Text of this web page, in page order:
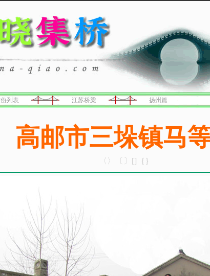
列表 江苏桥梁 扬州篇
高邮市三垛镇马
〈〉〔〕[]｛｝